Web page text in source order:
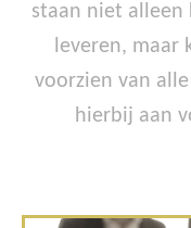
staan niet alleen
leveren, maar
voorzien van
hierbij aan